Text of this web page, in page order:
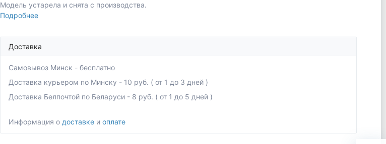
Модель устарела и снята с производства.
Подробнее
Доставка
Самовывоз Минск - бесплатно
Доставка курьером по Минску - 10 руб. ( от 1 до 3 дней )
Доставка Белпочтой по Беларуси - 8 руб. ( от 1 до 5 дней )
Информация о доставке и оплате